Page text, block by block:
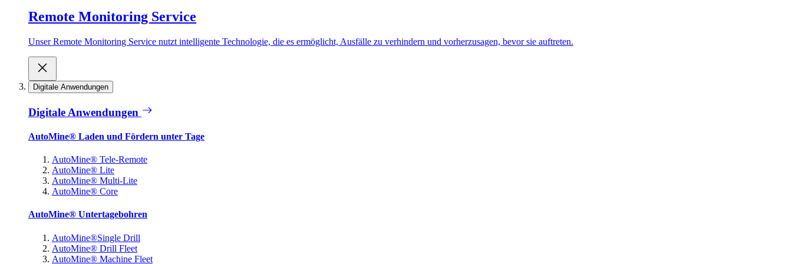
Remote Monitoring Service
Unser Remote Monitoring Service nutzt intelligente Technologie, die es ermöglicht, Ausfälle zu verhindern und vorherzusagen, bevor sie auftreten.
Digitale Anwendungen
Digitale Anwendungen
AutoMine® Laden und Fördern unter Tage
AutoMine® Tele-Remote
AutoMine® Lite
AutoMine® Multi-Lite
AutoMine® Core
AutoMine® Untertagebohren
AutoMine®Single Drill
AutoMine® Drill Fleet
AutoMine® Machine Fleet